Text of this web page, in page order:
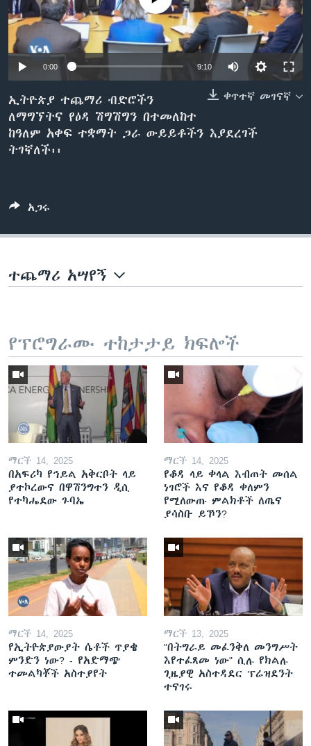
ቋንቋዎች
0:00 9:10
ቀጥተኛ መገናኛ
ኢትዮጵያ ተጨማሪ ብድሮችን
ለማግኘትና የዕዳ ሽግሽግን በተመለከተ
ከዓለም አቀፍ ተቋማት ጋራ ውይይቶችን እያደረገች
ትገኛለች፡፡
አጋሩ
ተጨማሪ አሣየኝ
የፕሮግራሙ ተከታታይ ክፍሎች
ማርች 14, 2025
በአፍሪካ የኅይል አቅርቦት ላይ
ያተኮረውና በዋሽንግተን ዲሲ
የተካሔደው ጉባኤ
ማርች 14, 2025
የቆዳ ላይ ቀላል እብጠት መሰል
ነገሮች እና የቆዳ ቀለምን
የሚለውጡ ምልክቶች ለጤና
ያሳስቡ ይኾን?
ማርች 14, 2025
የኢትዮጵያውያት ሴቶች ጥያቄ
ምንድን ነው? - የአድማጭ
ተመልካቾች አስተያየት
ማርች 13, 2025
"በትግራይ መፈንቅለ መንግሥት
እየተፈጸመ ነው" ሲሉ የክልሉ
ጊዜያዊ አስተዳደር ፕሬዝደንት
ተናገሩ